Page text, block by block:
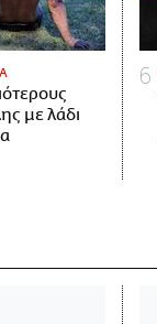
με λάδι